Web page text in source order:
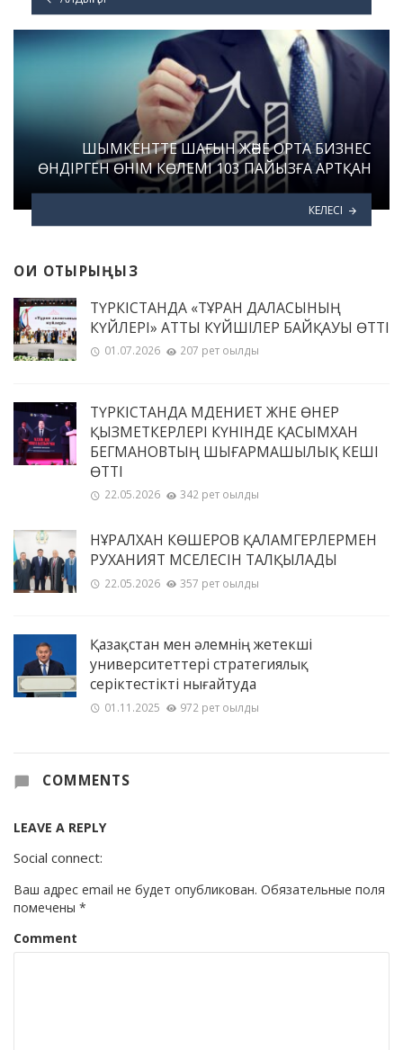
ШЫМКЕНТТЕ ШАҒЫН ЖӘНЕ ОРТА БИЗНЕС
ӨНДІРГЕН ӨНІМ КӨЛЕМІ 103 ПАЙЫЗҒА АРТҚАН
КЕЛЕСІ
ОҚИ ОТЫРЫҢЫЗ
ТҮРКІСТАНДА «ТҰРАН ДАЛАСЫНЫҢ
КҮЙЛЕРІ» АТТЫ КҮЙШІЛЕР БАЙҚАУЫ ӨТТІ
01.07.2026 207 рет оқылды
ТҮРКІСТАНДА МӘДЕНИЕТ ЖӘНЕ ӨНЕР
ҚЫЗМЕТКЕРЛЕРІ КҮНІНДЕ ҚАСЫМХАН
БЕГМАНОВТЫҢ ШЫҒАРМАШЫЛЫҚ КЕШІ
ӨТТІ
22.05.2026 342 рет оқылды
НҰРАЛХАН КӨШЕРОВ ҚАЛАМГЕРЛЕРМЕН
РУХАНИЯТ МӘСЕЛЕСІН ТАЛҚЫЛАДЫ
22.05.2026 357 рет оқылды
Қазақстан мен әлемнің жетекші
университеттері стратегиялық
серіктестікті нығайтуда
01.11.2025 972 рет оқылды
COMMENTS
LEAVE A REPLY
Social connect:
Ваш адрес email не будет опубликован. Обязательные поля
помечены *
Comment